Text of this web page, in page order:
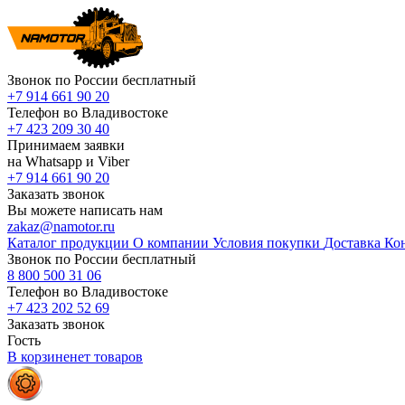
Звонок по России бесплатный
+7 914 661 90 20
Телефон во Владивостоке
+7 423 209 30 40
Принимаем заявки
на Whatsapp и Viber
+7 914 661 90 20
Заказать звонок
Вы можете написать нам
zakaz@namotor.ru
Каталог продукции О компании Условия покупки Доставка
Звонок по России бесплатный
8 800 500 31 06
Телефон во Владивостоке
+7 423 202 52 69
Заказать звонок
Гость
В корзиненет товаров